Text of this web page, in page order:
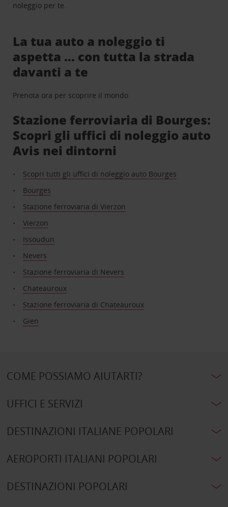
noleggio per te.
La tua auto a noleggio ti
aspetta … con tutta la strada
davanti a te
Prenota ora per scoprire il mondo.
Stazione ferroviaria di Bourges:
Scopri gli uffici di noleggio auto
Avis nei dintorni
Scopri tutti gli uffici di noleggio auto Bourges
Bourges
Stazione ferroviaria di Vierzon
Vierzon
Issoudun
Nevers
Stazione ferroviaria di Nevers
Chateauroux
Stazione ferroviaria di Chateauroux
Gien
COME POSSIAMO AIUTARTI?
UFFICI E SERVIZI
DESTINAZIONI ITALIANE POPOLARI
AEROPORTI ITALIANI POPOLARI
DESTINAZIONI POPOLARI